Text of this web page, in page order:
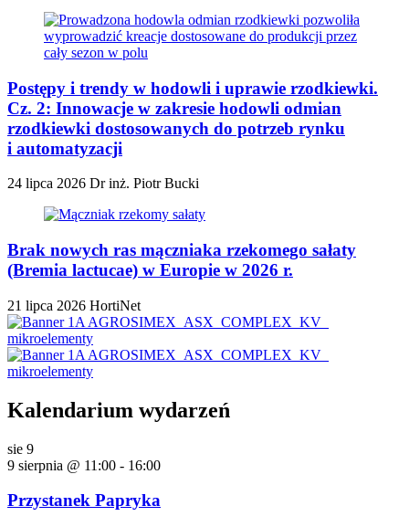
Postępy i trendy w hodowli i uprawie rzodkiewki.
Cz. 2: Innowacje w zakresie hodowli odmian
rzodkiewki dostosowanych do potrzeb rynku
i automatyzacji
24 lipca 2026 Dr inż. Piotr Bucki
Brak nowych ras mączniaka rzekomego sałaty
(Bremia lactucae) w Europie w 2026 r.
21 lipca 2026 HortiNet
Kalendarium wydarzeń
sie 9
9 sierpnia @ 11:00 - 16:00
Przystanek Papryka